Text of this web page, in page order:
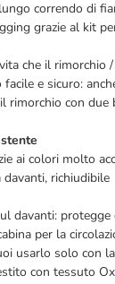
correndo di
grazie al kit
che il rimorchio
e sicuro:
rimorchio con due
ai colori molto
richiudibile
davanti: protegge
per la
usarlo solo con
con tessuto